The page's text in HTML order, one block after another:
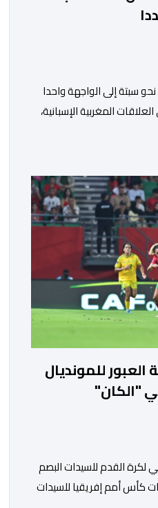
سبتة إلى الواجهة واحدا
المغربية الإسبانية،
فقط بما حدث ميدانيا، بل
تنافست روايات مختلفة
[…]
للمونديال
"الكان"
لكرة القدم للسيدات البصم
كأس أمم إفريقيا للسيدات